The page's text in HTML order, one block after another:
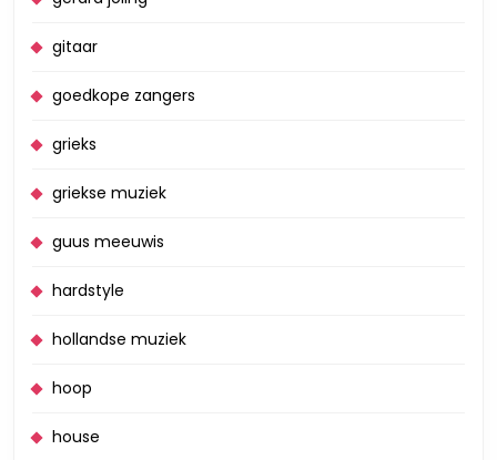
gitaar
goedkope zangers
grieks
griekse muziek
guus meeuwis
hardstyle
hollandse muziek
hoop
house